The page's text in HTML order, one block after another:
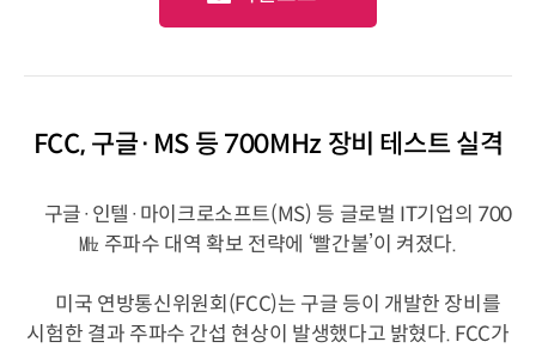
FCC, 구글·MS 등 700MHz 장비 테스트 실격
구글·인텔·마이크로소프트(MS) 등 글로벌 IT기업의 700
㎒ 주파수 대역 확보 전략에 ‘빨간불’이 켜졌다.
미국 연방통신위원회(FCC)는 구글 등이 개발한 장비를
시험한 결과 주파수 간섭 현상이 발생했다고 밝혔다. FCC가